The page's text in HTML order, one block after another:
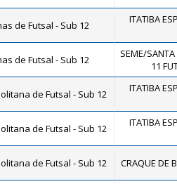
de Futsal - Sub 12 ITATIBA
de Futsal - Sub 12
SEME/
11
de Futsal - Sub 12 ITATIBA
de Futsal - Sub 12 ITATIBA
de Futsal - Sub 12 CRAQUE DE